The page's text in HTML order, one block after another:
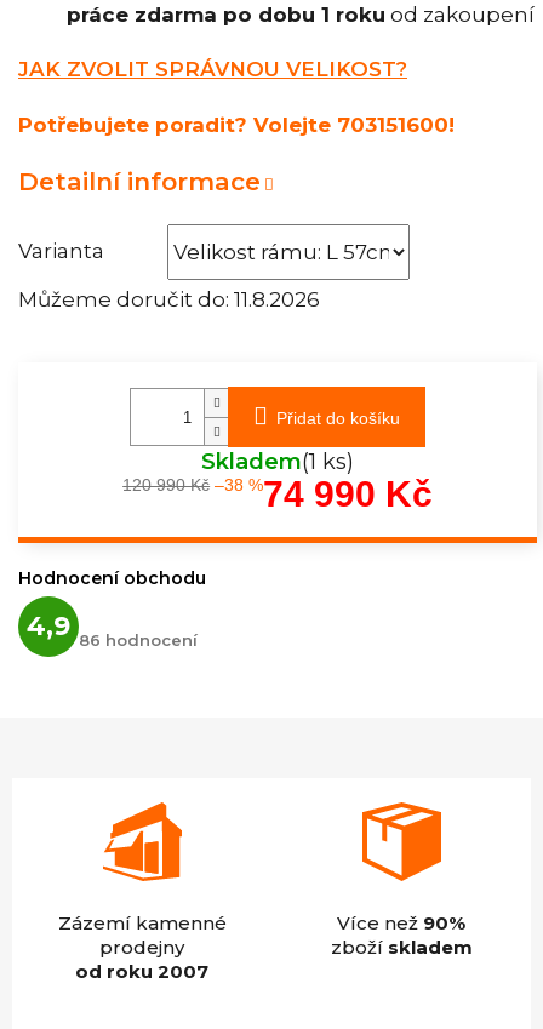
Varianta
Můžeme doručit do: 11.8.2026
práce zdarma po dobu 1 roku od zakoupení
JAK ZVOLIT SPRÁVNOU VELIKOST?
Potřebujete poradit? Volejte 703151600!
Detailní informace
Přidat do košíku
Skladem(1 ks)
120 990 Kč –38 %74 990 KčMěrná
Hodnocení obchodu
4,9 hodnocení
obchodu
86 hodnocení
Zázemí kamenné
prodejny
od roku 2007
Více než 90%
zboží skladem